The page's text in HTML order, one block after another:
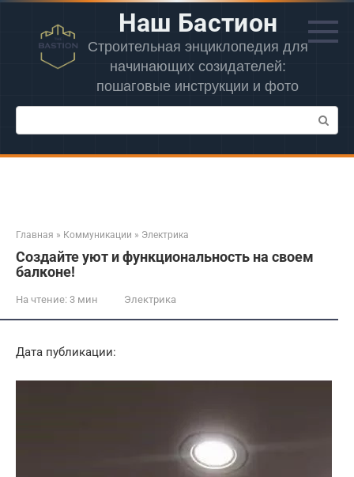
Перейти
контенту
Наш Бастион
Строительная энциклопедия для
начинающих созидателей:
пошаговые инструкции и фото
Поиск:
Главная » Коммуникации » Электрика
Создайте уют и функциональность на своем
балконе!
На чтение: 3 мин Электрика
Дата публикации: